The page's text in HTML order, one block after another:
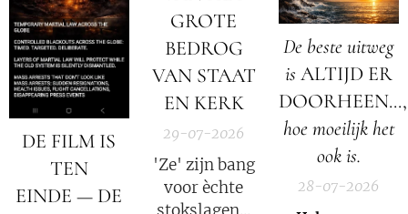
kan worden.
DE FILM IS
TEN
EINDE — DE
GROTE
BEDROG
VAN STAAT
EN KERK
29-07-2026
'Ze' zijn bang
voor èchte
opnieuw
kop!
De beste uitweg
is ALTIJD ER
DOORHEEN...,
hoe moeilijk het
ook is.
28-07-2026